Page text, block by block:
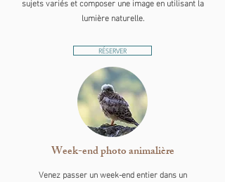
lumière naturelle.
RÉSERVER
Week-end photo animalière
Venez passer un week-end entier dans un